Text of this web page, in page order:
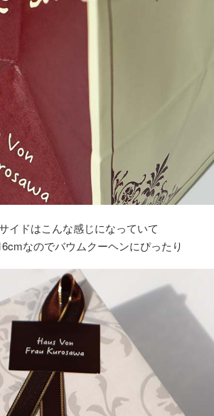
イドはこんな感じになっていて
なのでバウムクーヘンにぴったり